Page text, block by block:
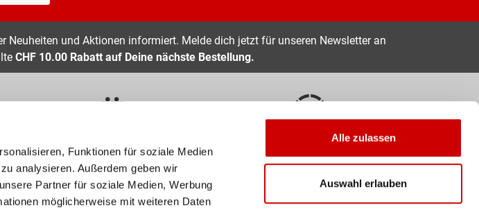
Funktionen für soziale Medien
analysieren. Außerdem geben wir
Partner für soziale Medien, Werbung
möglicherweise mit weiteren Daten
Alle zulassen
Auswahl erlauben
Neuheiten und Aktionen informiert. Melde dich jetzt für unseren Newsletter an
CHF 10.00 Rabatt auf Deine nächste Bestellung.
10 TAGE RÜCKGABERECHT
Unternehmen
Standorte